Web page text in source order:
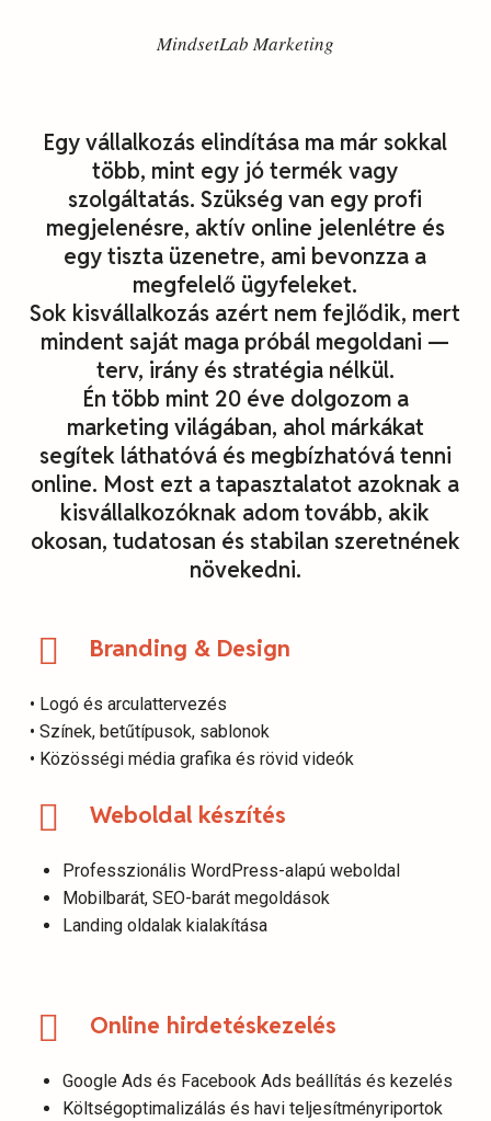
MindsetLab Marketing
Egy vállalkozás elindítása ma már sokkal
több, mint egy jó termék vagy
szolgáltatás. Szükség van egy profi
megjelenésre, aktív online jelenlétre és
egy tiszta üzenetre, ami bevonzza a
megfelelő ügyfeleket.
Sok kisvállalkozás azért nem fejlődik, mert
mindent saját maga próbál megoldani —
terv, irány és stratégia nélkül.
Én több mint 20 éve dolgozom a
marketing világában, ahol márkákat
segítek láthatóvá és megbízhatóvá tenni
online. Most ezt a tapasztalatot azoknak a
kisvállalkozóknak adom tovább, akik
okosan, tudatosan és stabilan szeretnének
növekedni.
Branding & Design
• Logó és arculattervezés
• Színek, betűtípusok, sablonok
• Közösségi média grafika és rövid videók
Weboldal készítés
Professzionális WordPress-alapú weboldal
Mobilbarát, SEO-barát megoldások
Landing oldalak kialakítása
Online hirdetéskezelés
Google Ads és Facebook Ads beállítás és kezelés
Költségoptimalizálás és havi teljesítményriportok